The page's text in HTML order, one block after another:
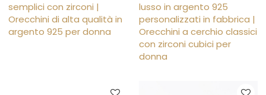
semplici con zirconi |
Orecchini di alta qualità in
argento 925 per donna
lusso in argento 925
personalizzati in fabbrica |
Orecchini a cerchio classici
con zirconi cubici per
donna